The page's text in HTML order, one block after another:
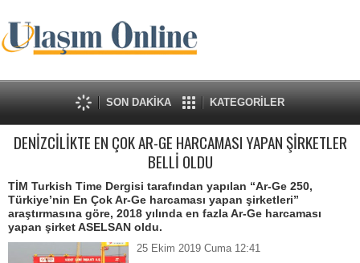
SON DAKİKA KATEGORİLER
DENİZCİLİKTE EN ÇOK AR-GE HARCAMASI YAPAN ŞİRKETLER
BELLİ OLDU
TİM Turkish Time Dergisi tarafından yapılan “Ar-Ge 250,
Türkiye’nin En Çok Ar-Ge harcaması yapan şirketleri”
araştırmasına göre, 2018 yılında en fazla Ar-Ge harcaması
yapan şirket ASELSAN oldu.
25 Ekim 2019 Cuma 12:41